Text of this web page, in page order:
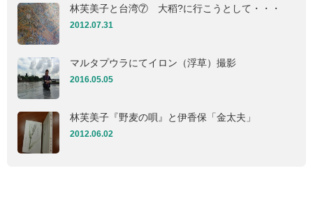
林芙美子と台湾⑦ 大稻?に行こうとして・・・
2012.07.31
マルタプウラにてイロン（浮草）撮影
2016.05.05
林芙美子『野麦の唄』と伊香保「金太夫」
2012.06.02